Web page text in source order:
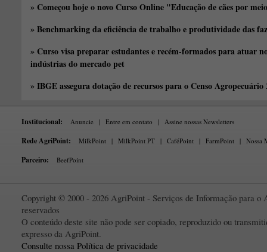
» Começou hoje o novo Curso Online "Educação de cães por
» Benchmarking da eficiência de trabalho e produtividade das
» Curso visa preparar estudantes e recém-formados para atuar
indústrias do mercado pet
» IBGE assegura dotação de recursos para o Censo Agropecuário
Institucional: Anuncie | Entre em contato | Assine nossas Newsletters
Rede AgriPoint: MilkPoint | MilkPoint PT | CaféPoint | FarmPoint | Nossa
Parceiro: BeefPoint
Copyright © 2000 - 2026 AgriPoint - Serviços de Informação para o
reservados
O conteúdo deste site não pode ser copiado, reproduzido ou
expresso da AgriPoint.
Consulte nossa Política de privacidade